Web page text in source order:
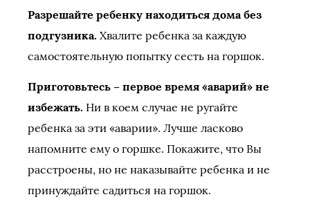
Разрешайте ребенку находиться дома без
подгузника. Хвалите ребенка за каждую
самостоятельную попытку сесть на горшок.
Приготовьтесь – первое время «аварий» не
избежать. Ни в коем случае не ругайте
ребенка за эти «аварии». Лучше ласково
напомните ему о горшке. Покажите, что Вы
расстроены, но не наказывайте ребенка и не
принуждайте садиться на горшок.